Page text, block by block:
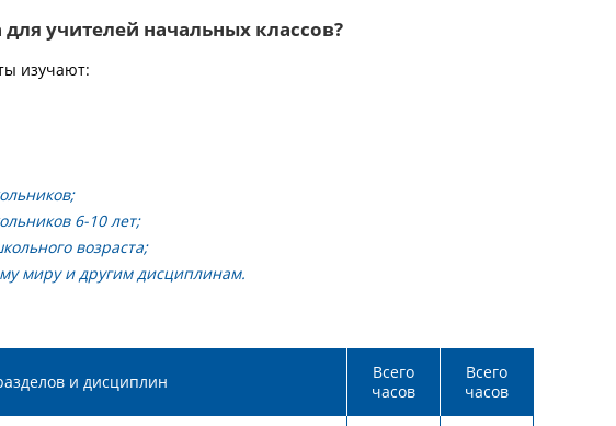
учителей начальных классов?
изучают:
6-10 лет;
возраста;
миру и другим дисциплинам.
и дисциплин
Всего
часов
Всего
часов